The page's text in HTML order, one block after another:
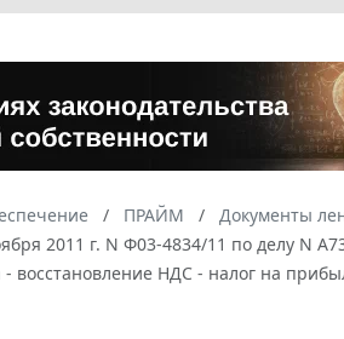
ПРАЙМ Документы
2011 г. N Ф03-4834/11 по делу N
восстановление НДС - налог на